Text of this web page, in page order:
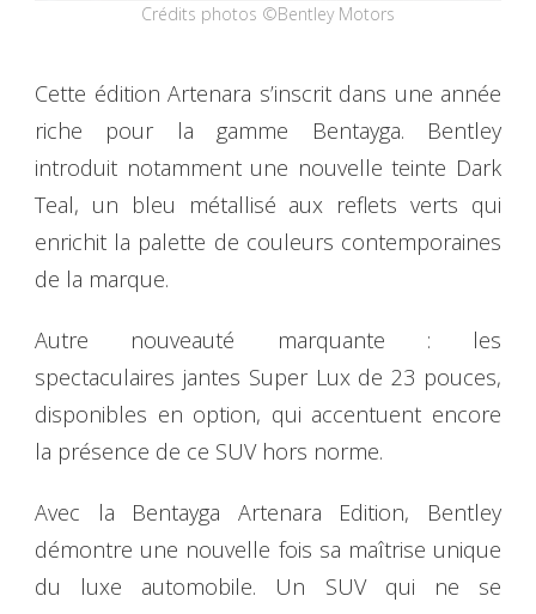
Crédits photos ©Bentley Motors
Cette édition Artenara s’inscrit dans une année
riche pour la gamme Bentayga. Bentley
introduit notamment une nouvelle teinte Dark
Teal, un bleu métallisé aux reflets verts qui
enrichit la palette de couleurs contemporaines
de la marque.
Autre nouveauté marquante : les
spectaculaires jantes Super Lux de 23 pouces,
disponibles en option, qui accentuent encore
la présence de ce SUV hors norme.
Avec la Bentayga Artenara Edition, Bentley
démontre une nouvelle fois sa maîtrise unique
du luxe automobile. Un SUV qui ne se